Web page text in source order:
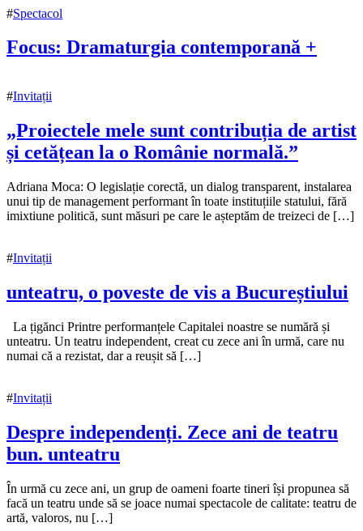
#Spectacol
Focus: Dramaturgia contemporană +
noiembrie
noiembrie
2020
#Invitații
„Proiectele mele sunt contribuția de artist
și cetățean la o Românie normală.”
20
noiembrie
202020
Adriana Moca: O legislație corectă, un dialog transparent, instalarea
unui tip de management performant în toate instituțiile statului, fără
imixtiune politică, sunt măsuri pe care le așteptăm de treizeci de […]
#Invitații
unteatru, o poveste de vis a Bucureștiului
20
noiembrie
202020
La țigănci Printre performanțele Capitalei noastre se numără și
unteatru. Un teatru independent, creat cu zece ani în urmă, care nu
numai că a rezistat, dar a reușit să […]
#Invitații
Despre independenți. Zece ani de teatru
bun. unteatru
20
noiembrie
202020
În urmă cu zece ani, un grup de oameni foarte tineri își propunea să
facă un teatru unde să se joace numai spectacole de calitate: teatru de
artă, valoros, nu […]